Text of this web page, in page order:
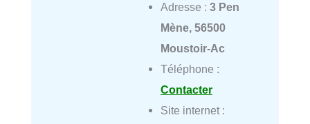
Adresse : 3 Pen
Mène, 56500
Moustoir-Ac
Téléphone :
Contacter
Site internet :